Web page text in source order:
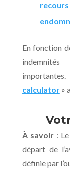
En fonction
calculator»
À savoir :
départ de
définie par